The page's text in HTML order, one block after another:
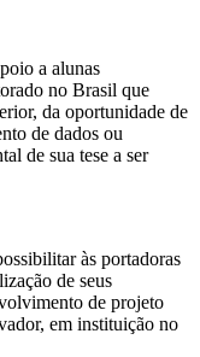
a alunas
no Brasil que
da oportunidade de
de dados ou
de sua tese a ser
às portadoras
de seus
de projeto
em instituição no